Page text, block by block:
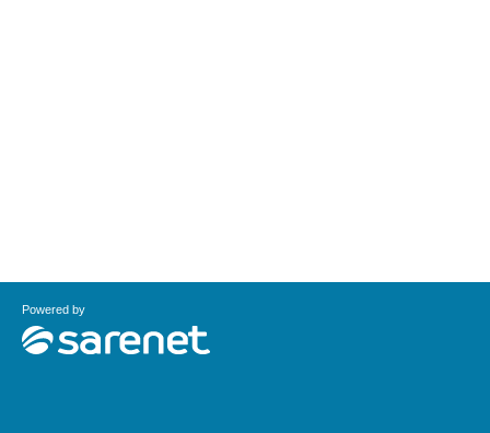
Powered by